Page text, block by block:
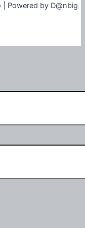
Powered by D@nbig